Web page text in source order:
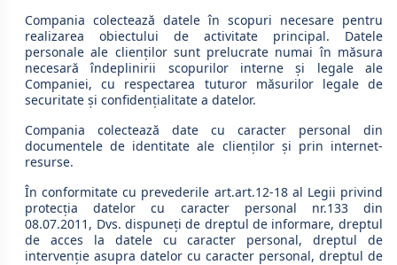
Compania colectează datele în scopuri necesare pentru
realizarea obiectului de activitate principal. Datele
personale ale clienţilor sunt prelucrate numai în măsura
necesară îndeplinirii scopurilor interne şi legale ale
Companiei, cu respectarea tuturor măsurilor legale de
securitate şi confidenţialitate a datelor.
Compania colectează date cu caracter personal din
documentele de identitate ale clienţilor şi prin internet-
resurse.
În conformitate cu prevederile art.art.12-18 al Legii privind
protecţia datelor cu caracter personal nr.133 din
08.07.2011, Dvs. dispuneţi de dreptul de informare, dreptul
de acces la datele cu caracter personal, dreptul de
intervenţie asupra datelor cu caracter personal, dreptul de